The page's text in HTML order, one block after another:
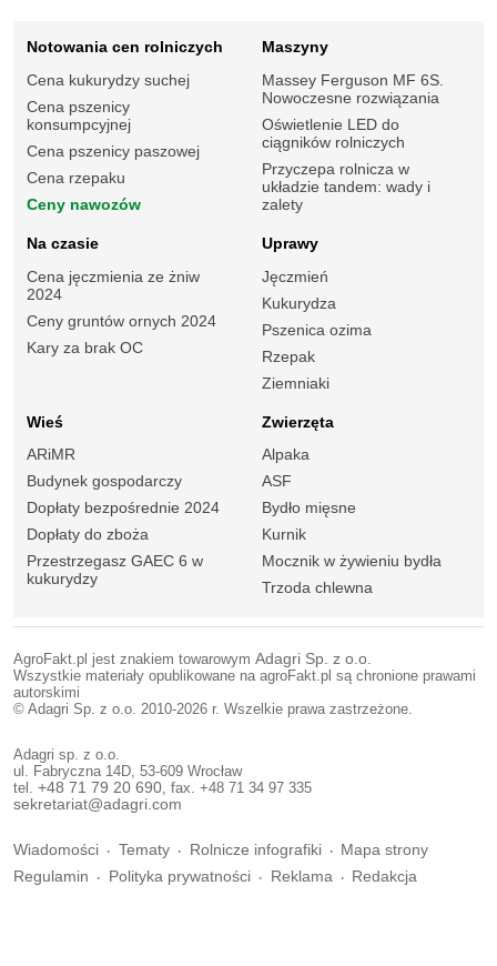
Notowania cen rolniczych
Cena kukurydzy suchej
Cena pszenicy
konsumpcyjnej
Cena pszenicy paszowej
Cena rzepaku
Ceny nawozów
Maszyny
Massey Ferguson MF 6S.
Nowoczesne rozwiązania
Oświetlenie LED do
ciągników rolniczych
Przyczepa rolnicza w
układzie tandem: wady i
zalety
Na czasie
Cena jęczmienia ze żniw
2024
Ceny gruntów ornych 2024
Kary za brak OC
Uprawy
Jęczmień
Kukurydza
Pszenica ozima
Rzepak
Ziemniaki
Wieś
ARiMR
Budynek gospodarczy
Dopłaty bezpośrednie 2024
Dopłaty do zboża
Przestrzegasz GAEC 6 w
kukurydzy
Zwierzęta
Alpaka
ASF
Bydło mięsne
Kurnik
Mocznik w żywieniu bydła
Trzoda chlewna
AgroFakt.pl jest znakiem towarowym Adagri Sp. z o.o.
Wszystkie materiały opublikowane na agroFakt.pl są chronione prawami
autorskimi
© Adagri Sp. z o.o. 2010-2026 r. Wszelkie prawa zastrzeżone.
Adagri sp. z o.o.
ul. Fabryczna 14D, 53-609 Wrocław
tel. +48 71 79 20 690 , fax. +48 71 34 97 335
sekretariat@adagri.com
Wiadomości Tematy Rolnicze infografiki
Mapa strony
Regulamin
Polityka prywatności Reklama Redakcja